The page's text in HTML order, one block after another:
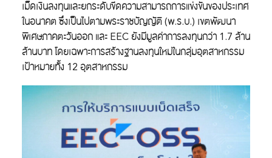
เม็ดเงินลงทุนและยกระดับขีดความสามารถการแข่งขันของประเทศ
ในอนาคต ซึ่งเป็นไปตามพระราชบัญญัติ (พ.ร.บ.) เขตพัฒนา
พิเศษภาคตะวันออก และ EEC ยังมีมูลค่าการลงทุนกว่า 1.7 ล้าน
ล้านบาท โดยเฉพาะการสร้างฐานลงทุนใหม่ในกลุ่มอุตสาหกรรม
เป้าหมายทั้ง 12 อุตสาหกรรม